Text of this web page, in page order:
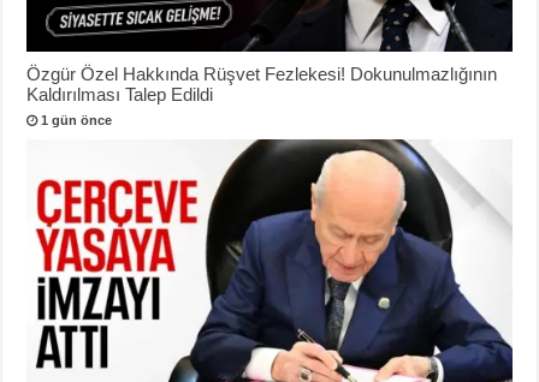
Özgür Özel Hakkında Rüşvet Fezlekesi! Dokunulmazlığının
Kaldırılması Talep Edildi
1 gün önce